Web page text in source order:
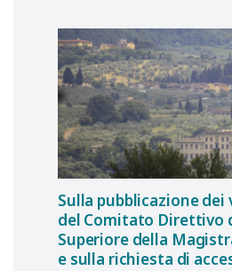
Sulla pubblicazione dei
del Comitato Direttivo
Superiore della
e sulla richiesta di